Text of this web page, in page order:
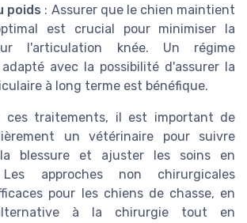
poids : Assurer que le chien maintient
est crucial pour minimiser la
l'articulation knée. Un régime
avec la possibilité d'assurer la
à long terme est bénéfique.
ces traitements, il est important de
un vétérinaire pour suivre
blessure et ajuster les soins en
Les approches non chirurgicales
pour les chiens de chasse, en
à la chirurgie tout en